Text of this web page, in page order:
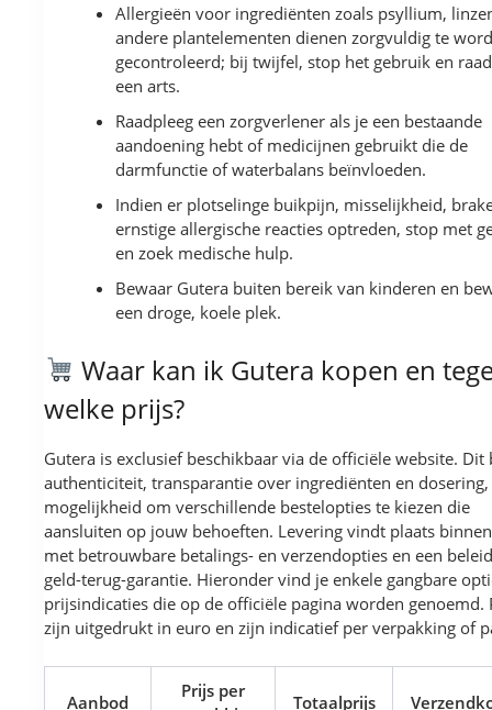
Allergieën voor ingrediënten zoals psyllium,
andere plantelementen dienen zorgvuldig te
gecontroleerd; bij twijfel, stop het gebruik en
een arts.
Raadpleeg een zorgverlener als je een bestaande
aandoening hebt of medicijnen gebruikt die de
darmfunctie of waterbalans beïnvloeden.
Indien er plotselinge buikpijn, misselijkheid,
ernstige allergische reacties optreden, stop met
en zoek medische hulp.
Bewaar Gutera buiten bereik van kinderen en
een droge, koele plek.
Waar kan ik Gutera kopen en
welke prijs?
Gutera is exclusief beschikbaar via de officiële website. Dit
authenticiteit, transparantie over ingrediënten en dosering,
mogelijkheid om verschillende bestelopties te kiezen die
aansluiten op jouw behoeften. Levering vindt plaats
met betrouwbare betalings- en verzendopties en een
geld-terug-garantie. Hieronder vind je enkele gangbare
prijsindicaties die op de officiële pagina worden genoemd.
zijn uitgedrukt in euro en zijn indicatief per verpakking of
Aanbod
Prijs per
Totaalprijs